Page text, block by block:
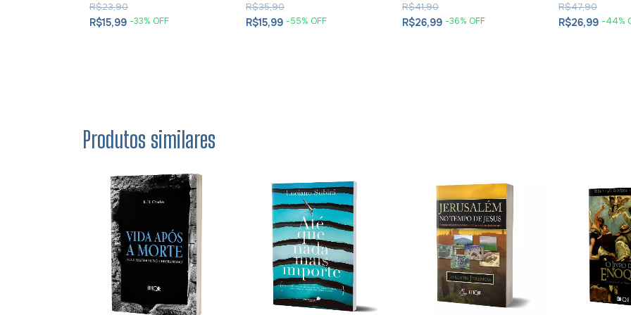
R$15,99 -33% OFF
R$23,90
R$15,99 -55% OFF
R$35,90
R$26,99 -36% OFF
R$41,90
R$26,99 -44%
R$47,90
Produtos similares